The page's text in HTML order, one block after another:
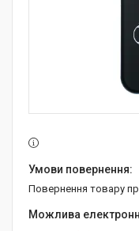
повернення товару